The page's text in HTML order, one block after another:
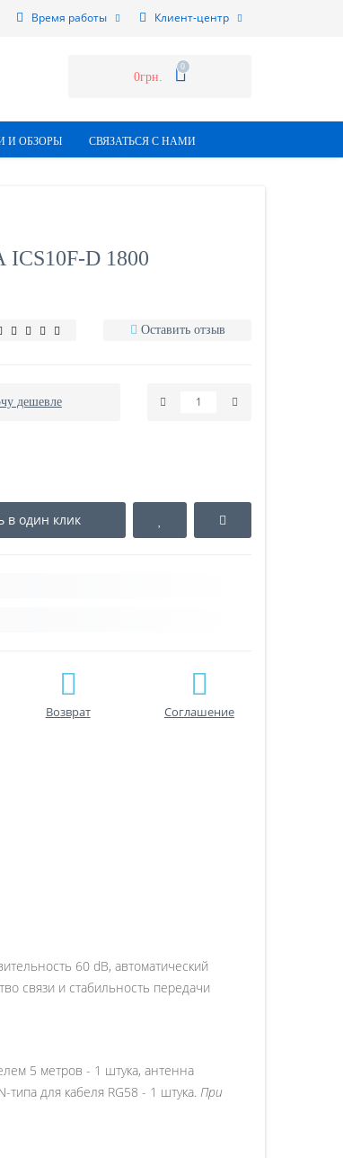
Время работы Клиент-центр
0грн.
0
И ОБЗОРЫ СВЯЗАТЬСЯ С НАМИ
D 1800
Оставить отзыв
дешевле
в один клик
Возврат Соглашение
60 dB, автоматический
связи и стабильность передачи
5 метров - 1 штука, антенна
для кабеля RG58 - 1 штука. При